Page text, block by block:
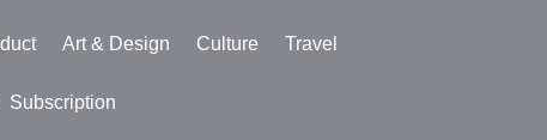
Art & Design Culture Travel
Subscription